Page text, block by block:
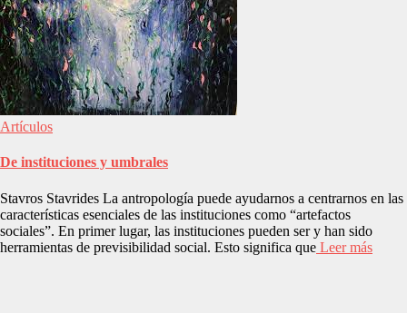
Artículos
De instituciones y umbrales
Stavros Stavrides La antropología puede ayudarnos a centrarnos en las
características esenciales de las instituciones como “artefactos
sociales”. En primer lugar, las instituciones pueden ser y han sido
herramientas de previsibilidad social. Esto significa que Leer más